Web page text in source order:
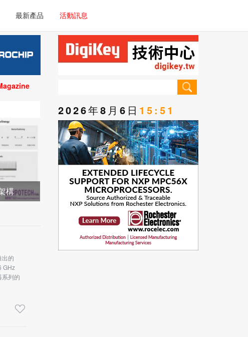
微處理器/微控制器
最新產品 活動訊息
汽車電子/車載系統
介面技術
微處理器/微控制器
量測儀器
構
出的
GHz
列的
2026年8月6日 15:51